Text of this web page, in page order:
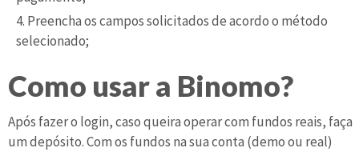
Preencha os campos solicitados de acordo o método
selecionado;
Como usar a Binomo?
Após fazer o login, caso queira operar com fundos reais, faça
um depósito. Com os fundos na sua conta (demo ou real)